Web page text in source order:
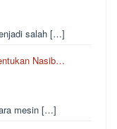
salah […]
Nasib…
mesin […]